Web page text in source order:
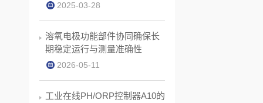
2025-03-28
溶氧电极功能部件协同确保长
期稳定运行与测量准确性
2026-05-11
工业在线PH/ORP控制器A10的